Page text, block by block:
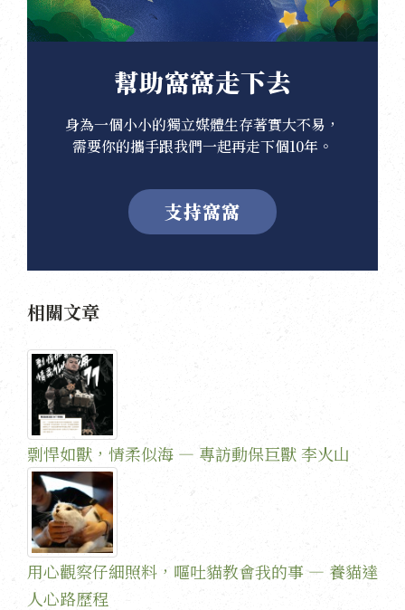
幫助窩窩走下去
身為一個小小的獨立媒體生存著實大不易，
需要你的攜手跟我們一起再走下個10年。
支持窩窩
相關文章
剽悍如獸，情柔似海 — 專訪動保巨獸 李火山
用心觀察仔細照料，嘔吐貓教會我的事 — 養貓達
人心路歷程